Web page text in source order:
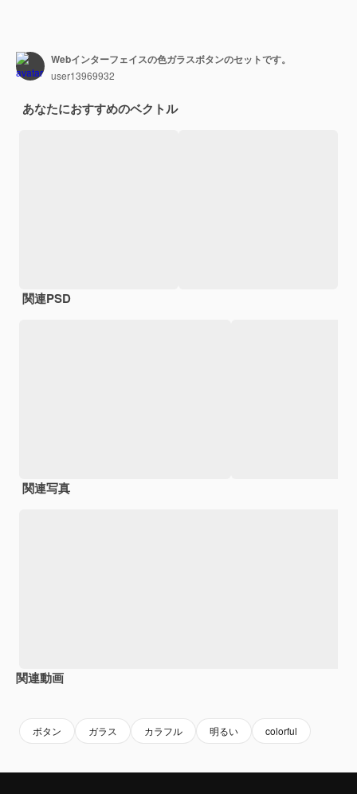
Webインターフェイスの色ガラスボタンのセットです。
user13969932
あなたにおすすめのベクトル
関連PSD
関連写真
関連動画
ボタン ガラス カラフル 明るい colorful